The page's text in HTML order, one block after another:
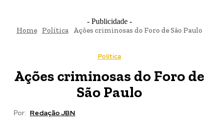
- Publicidade -
Home Política Ações criminosas do Foro de São Paulo
Política
Ações criminosas do Foro de
São Paulo
Por: Redação JBN